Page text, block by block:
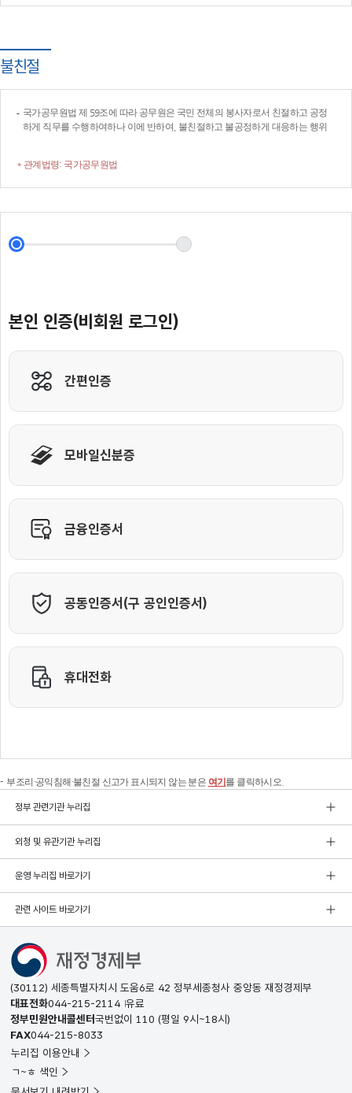
불친절
국가공무원법 제 59조에 따라 공무원은 국민 전체의 봉사자로서 친절하고 공정
하게 직무를 수행하여하나 이에 반하여, 불친절하고 불공정하게 대응하는 행위
* 관계법령: 국가공무원법
부조리·공익침해·불친절 신고가 표시되지 않는 분은 여기 를 클릭하시오.
정부 관련기관 누리집
외청 및 유관기관 누리집
운영 누리집 바로가기
관련 사이트 바로가기
(30112) 세종특별자치시 도움6로 42 정부세종청사 중앙동 재정경제부
대표전화044-215-2114 유료
정부민원안내콜센터국번없이 110 (평일 9시~18시)
FAX044-215-8033
누리집 이용안내
ㄱ~ㅎ 색인